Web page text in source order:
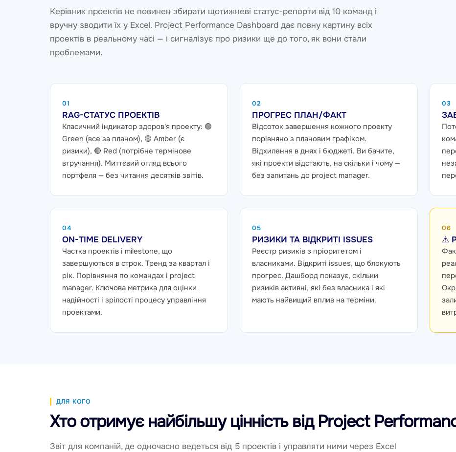
Керівник проектів не повинен збирати щотижневі статус-репорти від 10 команд і
вручну зводити їх у Excel. Project Performance Dashboard дає повну картину всіх
проектів в реальному часі — і сигналізує про ризики ще до того, як вони стали
проблемами.
01
RAG-СТАТУС ПРОЕКТІВ
Класичний індикатор здоров'я проекту: 🟢
Green (все за планом), 🟡 Amber (є
ризики), 🔴 Red (потрібне термінове
втручання). Миттєвий огляд всього
портфеля — без читання десятків звітів.
02
ПРОГРЕС ПЛАН/ФАКТ
Відсоток завершення кожного проекту
порівняно з плановим графіком.
Відхилення в днях і бюджеті. Ви бачите,
які проекти відстають, на скільки і чому —
без запитань до project manager.
03
04
ON-TIME DELIVERY
Частка проектів і milestone, що
завершуються в строк. Тренд за квартал і
рік. Порівняння по командах і project
manager. Ключова метрика для оцінки
надійності і зрілості процесу управління
проектами.
05
РИЗИКИ ТА ВІДКРИТІ ISSUES
Реєстр ризиків з пріоритетом і
власниками. Відкриті issues, що блокують
прогрес. Дашборд показує, скільки
ризиків активні, які без власника і які
мають найвищий вплив на терміни.
06
⚠
ДЛЯ КОГО
Хто отримує найбільшу цінність від Project
Звіт для компаній, де одночасно ведеться від 5 проектів і управляти ними через Excel